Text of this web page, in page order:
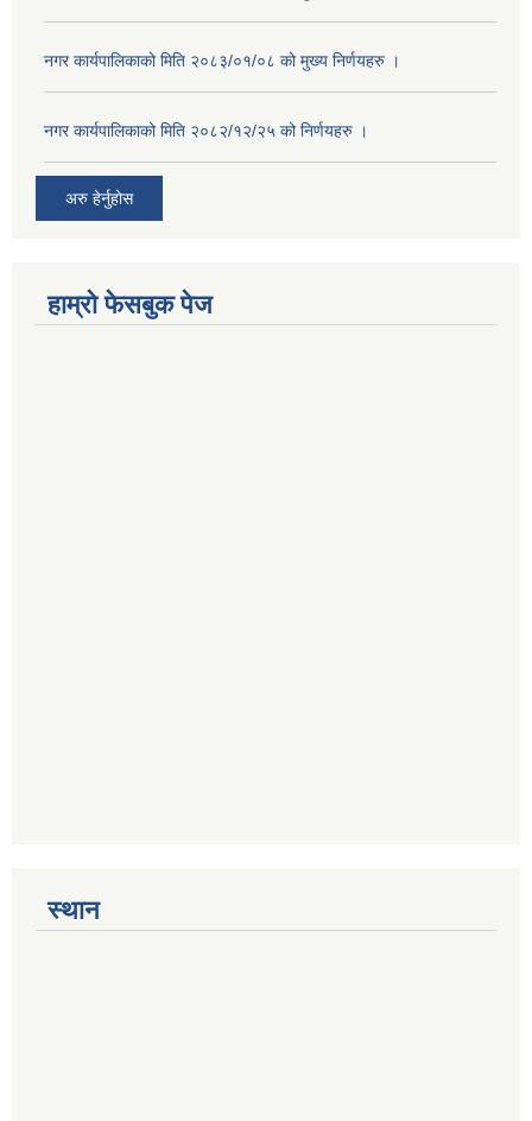
नगर कार्यपालिकाको मिति २०८३/०१/०८ को मुख्य निर्णयहरु ।
नगर कार्यपालिकाको मिति २०८२/१२/२५ को निर्णयहरु ।
अरु हेर्नुहोस
हाम्रो फेसबुक पेज
स्थान